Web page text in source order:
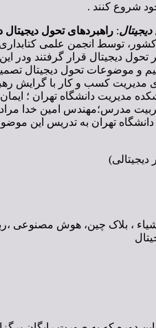
خود شروع کنند .
: راهبردهای تحول دیجیتال
تحول دیجیتال قرار گرفتند
و موضوعات تحول دیجیتال
کسب و کار با گرایش
مدیریت دانشگاه تهران ؛
تهران به تدریس این
، بلاک چین، هوش مصنوعی